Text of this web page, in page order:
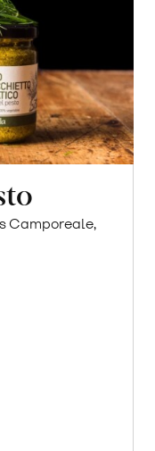
Camporeale,